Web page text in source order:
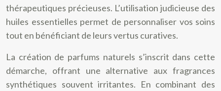
thérapeutiques précieuses. L’utilisation judicieuse des
huiles essentielles permet de personnaliser vos soins
tout en bénéficiant de leurs vertus curatives.
La création de parfums naturels s’inscrit dans cette
démarche, offrant une alternative aux fragrances
synthétiques souvent irritantes. En combinant des